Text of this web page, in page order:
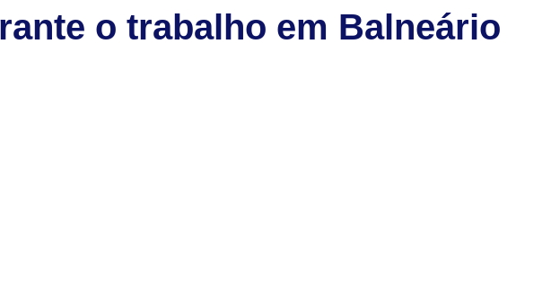
o trabalho em Balneário